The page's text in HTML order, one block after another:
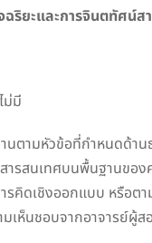
ฉริยะและการจินตทัศน์ส
ไม่มี
นตามหัวข้อที่กำหนดด้าน
ารสนเทศบนพื้นฐานของ
รคิดเชิงออกแบบ หรือต
เห็นชอบจากอาจารย์ผู้ส